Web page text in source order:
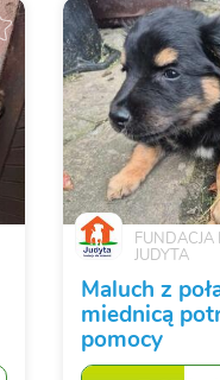
JUDYTA
Maluch z
miednicą
pomocy